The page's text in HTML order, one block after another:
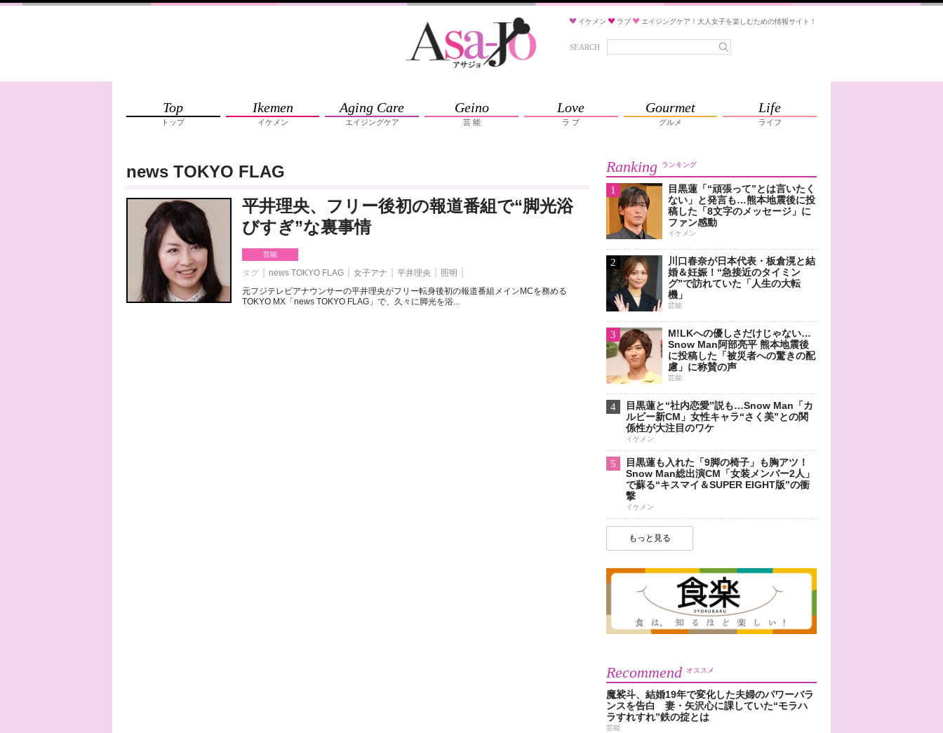
イケメン ラブ エイジングケア！大人女子を楽しむための情報サイト！
SEARCH
Top
トップ
Ikemen
イケメン
Aging Care
エイジングケア
Geino
芸 能
Love
ラ ブ
Gourmet
グルメ
Life
ライフ
news TOKYO FLAG
平井理央、フリー後初の報道番組で“脚光浴
びすぎ”な裏事情
芸能
タグ news TOKYO FLAG 女子アナ 平井理央
照明
元フジテレビアナウンサーの平井理央がフリー転身後初の報道番組メインMCを務める
TOKYO MX「news TOKYO FLAG」で、久々に脚光を浴...
Ranking ランキング
1
目黒蓮「“頑張って”とは言いたく
ない」と発言も…熊本地震後に投
稿した「8文字のメッセージ」に
ファン感動
イケメン
2
川口春奈が日本代表・板倉滉と結
婚＆妊娠！“急接近のタイミン
グ”で訪れていた「人生の大転
機」
芸能
3
M!LKへの優しさだけじゃない…
Snow Man阿部亮平 熊本地震後
に投稿した「被災者への驚きの配
慮」に称賛の声
芸能
4
目黒蓮と“社内恋愛”説も…Snow Man「カ
ルビー新CM」女性キャラ“さく美”との関
係性が大注目のワケ
イケメン
5
目黒蓮も入れた「9脚の椅子」も胸アツ！
Snow Man総出演CM「女装メンバー2人」
で蘇る“キスマイ＆SUPER EIGHT版”の衝
撃
イケメン
もっと見る
Recommend オススメ
魔裟斗、結婚19年で変化した夫婦のパワーバラ
ンスを告白 妻・矢沢心に課していた“モラハ
ラすれすれ”鉄の掟とは
芸能